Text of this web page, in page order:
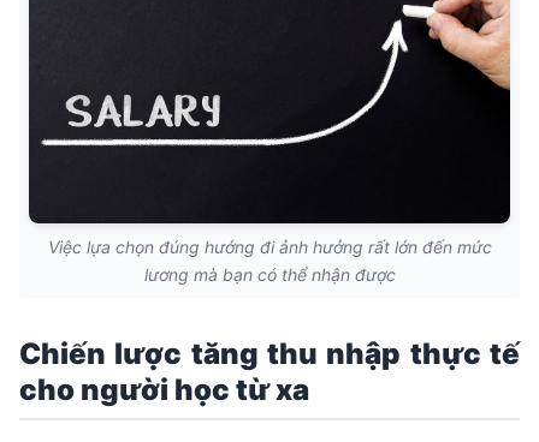
Việc lựa chọn đúng hướng đi ảnh hưởng rất lớn đến mức
lương mà bạn có thể nhận được
Chiến lược tăng thu nhập thực tế
cho người học từ xa